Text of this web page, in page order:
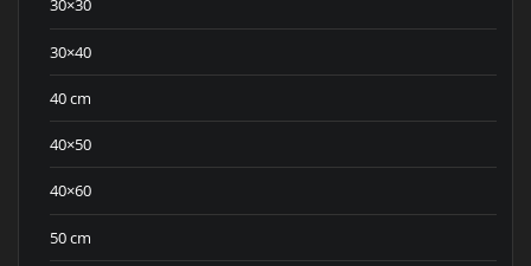
30×30
30×40
40 cm
40×50
40×60
50 cm